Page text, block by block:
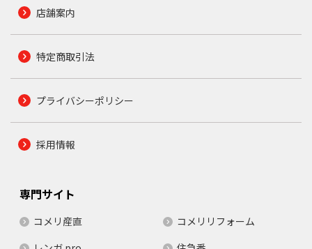
店舗案内
特定商取引法
プライバシーポリシー
採用情報
専門サイト
コメリ産直
コメリリフォーム